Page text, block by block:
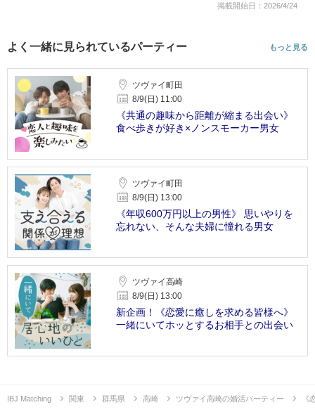
掲載開始日：2026/4/24
よく一緒に見られているパーティー もっと見る
ツヴァイ町田
8/9(日) 11:00
《共通の趣味から距離が縮まる出会い》
食べ歩きが好き×ノンスモーカー男女
ツヴァイ町田
8/9(日) 13:00
《年収600万円以上の男性》 思いやりを
忘れない、そんな夫婦に憧れる男女
ツヴァイ高崎
8/9(日) 13:00
新企画！《恋愛に癒しを求める皆様へ》
一緒にいてホッとするお相手との出会い
IBJ Matching 関東 群馬県 高崎 ツヴァイ高崎の婚活パーティー 《